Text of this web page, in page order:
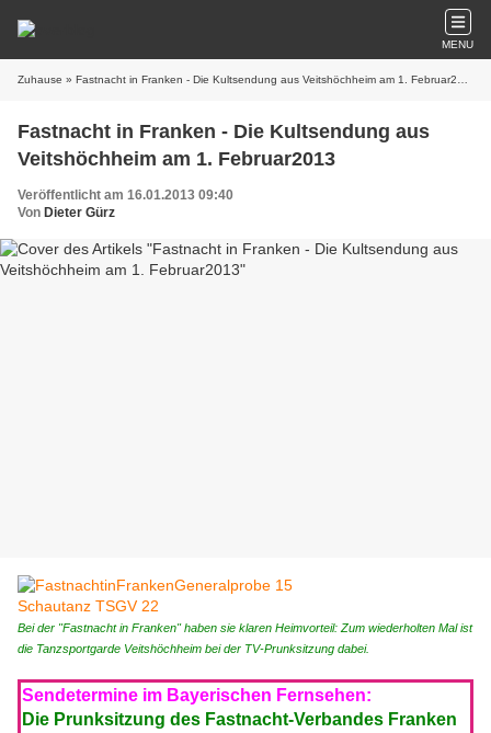
MENU
Zuhause » Fastnacht in Franken - Die Kultsendung aus Veitshöchheim am 1. Februar2013
Fastnacht in Franken - Die Kultsendung aus
Veitshöchheim am 1. Februar2013
Veröffentlicht am 16.01.2013 09:40
Von Dieter Gürz
Bei der "Fastnacht in Franken" haben sie klaren Heimvorteil: Zum wiederholten Mal ist
die Tanzsportgarde Veitshöchheim bei der TV-Prunksitzung dabei.
Sendetermine im Bayerischen Fernsehen:
Die Prunksitzung des Fastnacht-Verbandes Franken